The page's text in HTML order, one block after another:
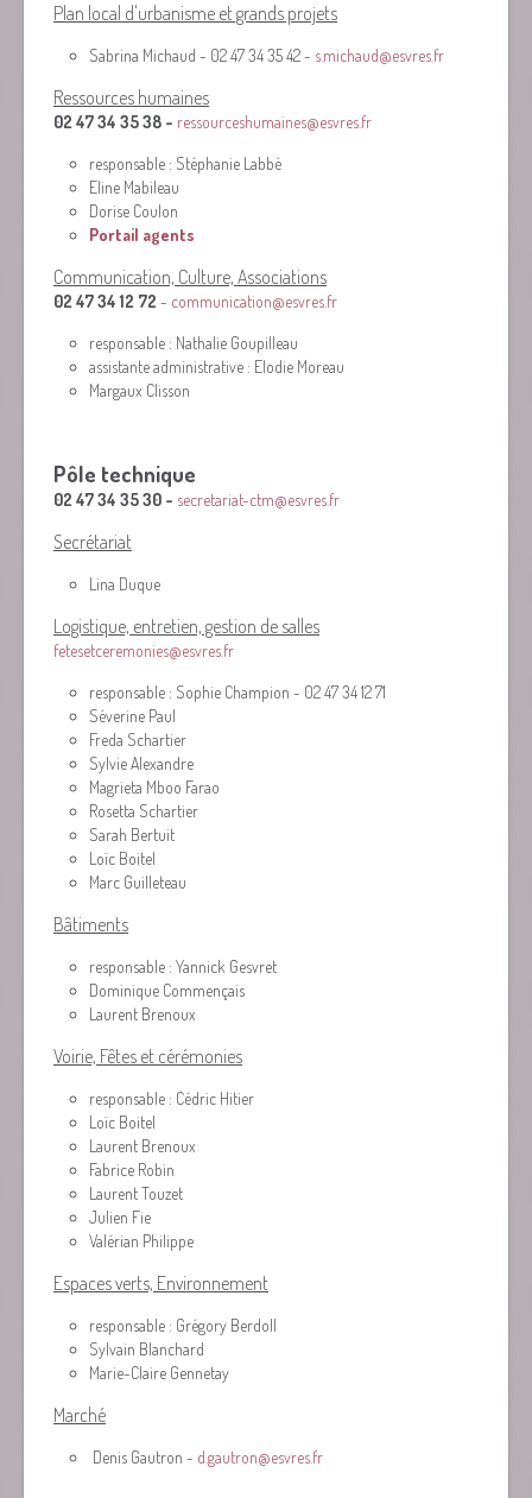
Plan local d'urbanisme et grands projets
Sabrina Michaud - 02 47 34 35 42 - s.michaud@esvres.fr
Ressources humaines
02 47 34 35 38 - ressourceshumaines@esvres.fr
responsable : Stéphanie Labbé
Eline Mabileau
Dorise Coulon
Portail agents
Communication, Culture, Associations
02 47 34 12 72 - communication@esvres.fr
responsable : Nathalie Goupilleau
assistante administrative : Elodie Moreau
Margaux Clisson
Pôle technique
02 47 34 35 30 - secretariat-ctm@esvres.fr
Secrétariat
Lina Duque
Logistique, entretien, gestion de salles
fetesetceremonies@esvres.fr
responsable : Sophie Champion - 02 47 34 12 71
Séverine Paul
Freda Schartier
Sylvie Alexandre
Magrieta Mboo Farao
Rosetta Schartier
Sarah Bertuit
Loïc Boitel
Marc Guilleteau
Bâtiments
responsable : Yannick Gesvret
Dominique Commençais
Laurent Brenoux
Voirie, Fêtes et cérémonies
responsable : Cédric Hitier
Loïc Boitel
Laurent Brenoux
Fabrice Robin
Laurent Touzet
Julien Fie
Valérian Philippe
Espaces verts, Environnement
responsable : Grégory Berdoll
Sylvain Blanchard
Marie-Claire Gennetay
Marché
Denis Gautron - d.gautron@esvres.fr